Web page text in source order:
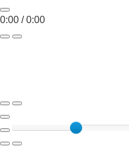
0:00 /0:00